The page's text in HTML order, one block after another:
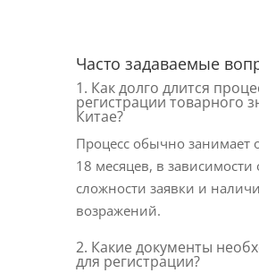
Часто задаваемые
1. Как долго длится
регистрации товарного
Китае?
Процесс обычно занимает
18 месяцев, в зависимости
сложности заявки и
возражений.
2. Какие документы
для регистрации?